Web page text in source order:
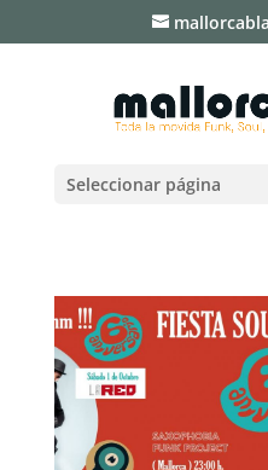
Seleccionar página